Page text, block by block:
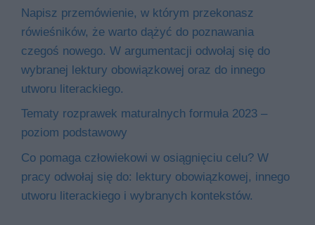
Napisz przemówienie, w którym przekonasz
rówieśników, że warto dążyć do poznawania
czegoś nowego. W argumentacji odwołaj się do
wybranej lektury obowiązkowej oraz do innego
utworu literackiego.
Tematy rozprawek maturalnych formuła 2023 –
poziom podstawowy
Co pomaga człowiekowi w osiągnięciu celu? W
pracy odwołaj się do: lektury obowiązkowej, innego
utworu literackiego i wybranych kontekstów.